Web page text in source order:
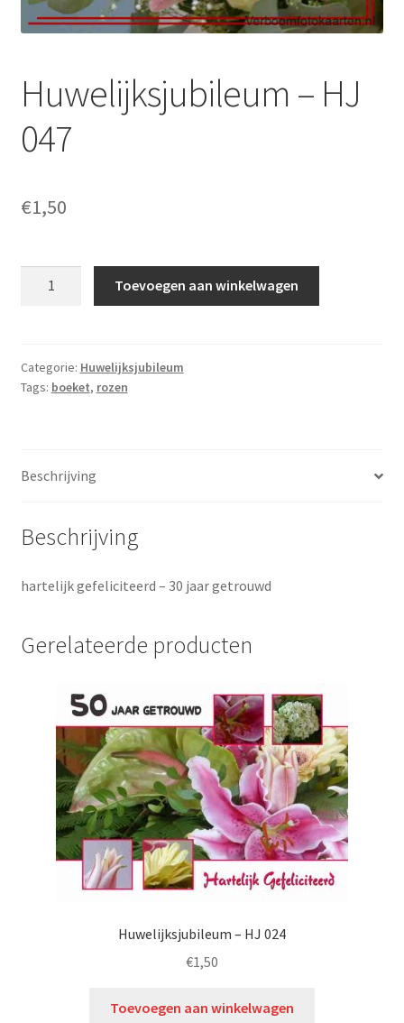
Huwelijksjubileum – HJ
047
€1,50
aantal
Toevoegen aan winkelwagen
Categorie: Huwelijksjubileum
Tags: boeket, rozen
Beschrijving
Beschrijving
hartelijk gefeliciteerd – 30 jaar getrouwd
Gerelateerde producten
Huwelijksjubileum – HJ 024
€1,50
Toevoegen aan winkelwagen